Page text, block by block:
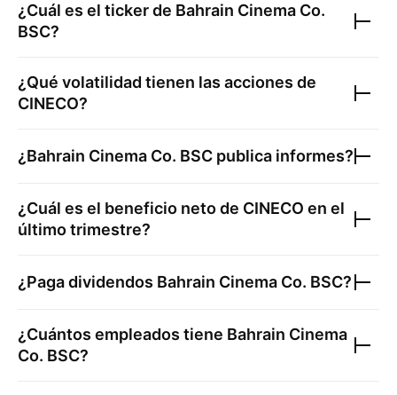
¿Cuál es el ticker de Bahrain Cinema Co.
BSC?
¿Qué volatilidad tienen las acciones de
CINECO?
¿Bahrain Cinema Co. BSC publica informes?
¿Cuál es el beneficio neto de CINECO en el
último trimestre?
¿Paga dividendos Bahrain Cinema Co. BSC?
¿Cuántos empleados tiene Bahrain Cinema
Co. BSC?